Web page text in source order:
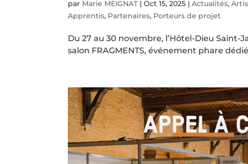
par Marie MEIGNAT |Oct 15, 2025 |Actualités,
Apprentis, Partenaires, Porteurs de projet
Du 27 au 30 novembre, l’Hôtel-Dieu Saint-
salon FRAGMENTS, événement phare